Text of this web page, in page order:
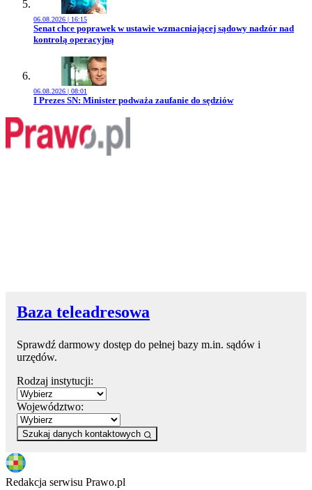
06.08.2026 | 16:15
Przejdź do artykułu:
Senat chce poprawek w ustawie wzmacniającej sądowy nadzór nad
kontrolą operacyjną
06.08.2026 | 08:01
Przejdź do artykułu:
I Prezes SN: Minister podważa zaufanie do sędziów
Baza teleadresowa
Sprawdź darmowy dostęp do pełnej bazy m.in. sądów i
urzędów.
Rodzaj instytucji:
Województwo:
Szukaj danych kontaktowych
Redakcja serwisu Prawo.pl